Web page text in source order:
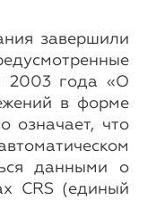
завершили
2003 года «О
в форме
означает, что
данными о
CRS (единый